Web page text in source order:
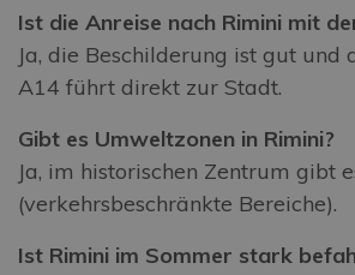
Ist die Anreise nach Rimini mit
Ja, die Beschilderung ist gut und
A14 führt direkt zur Stadt.
Gibt es Umweltzonen in Rimini?
Ja, im historischen Zentrum gibt
(verkehrsbeschränkte Bereiche).
Ist Rimini im Sommer stark